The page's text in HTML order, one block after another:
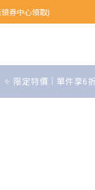
券中心領取)
券中心領取)
✧ 限定特價｜單件享6折